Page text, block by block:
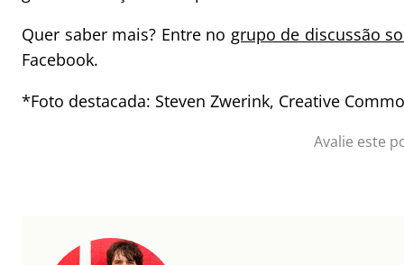
Quer saber mais? Entre no grupo de discussão
Facebook.
*Foto destacada: Steven Zwerink, Creative
Avalie este